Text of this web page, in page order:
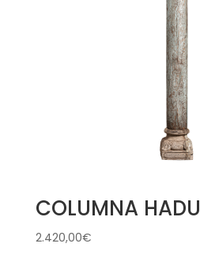
COLUMNA HADU
2.420,00€